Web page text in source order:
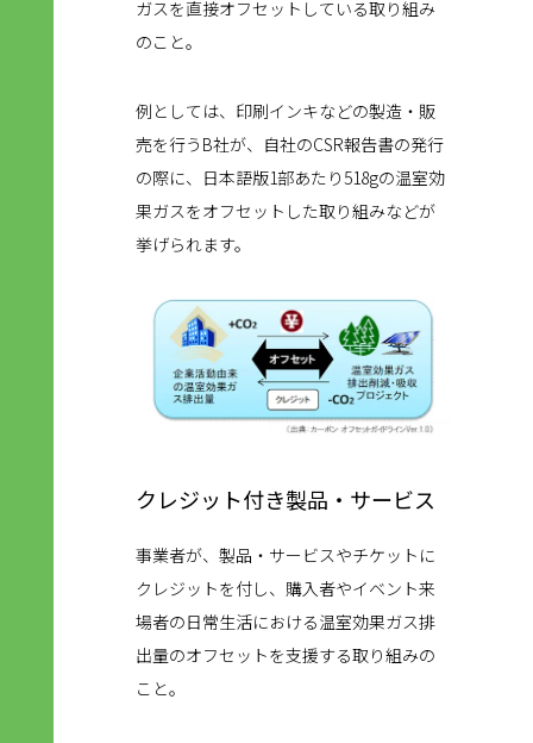
ガスを直接オフセットしている取り組み
のこと。
例としては、印刷インキなどの製造・販
売を行うB社が、自社のCSR報告書の発行
の際に、日本語版1部あたり518gの温室効
果ガスをオフセットした取り組みなどが
挙げられます。
クレジット付き製品・サービス
事業者が、製品・サービスやチケットに
クレジットを付し、購入者やイベント来
場者の日常生活における温室効果ガス排
出量のオフセットを支援する取り組みの
こと。